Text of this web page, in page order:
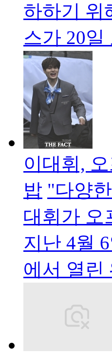
하하기 위
스가 20일
이대휘,
밥 "다양
대휘가 오
지난 4월
에서 열린